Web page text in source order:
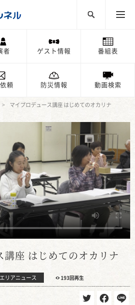
者 ゲスト情報 番組表
頼 防災情報 動画検索
マイプロデュース講座 はじめてのオカリナ
講座 はじめてのオカリナ
エリアニュース 193回再生